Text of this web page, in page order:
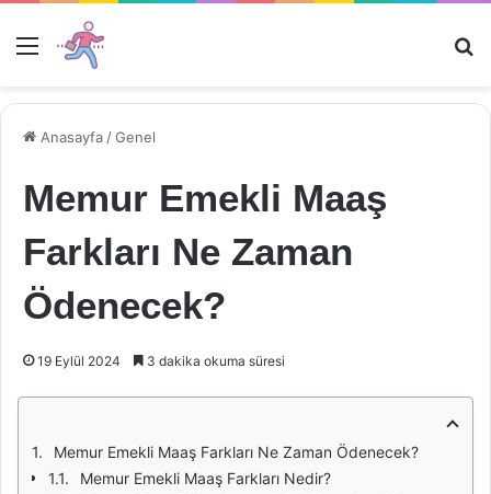
Menü
Anasayfa /Genel
Memur Emekli Maaş
Farkları Ne Zaman
Ödenecek?
19 Eylül 2024 3 dakika okuma süresi
Memur Emekli Maaş Farkları Ne Zaman Ödenecek?
Memur Emekli Maaş Farkları Nedir?